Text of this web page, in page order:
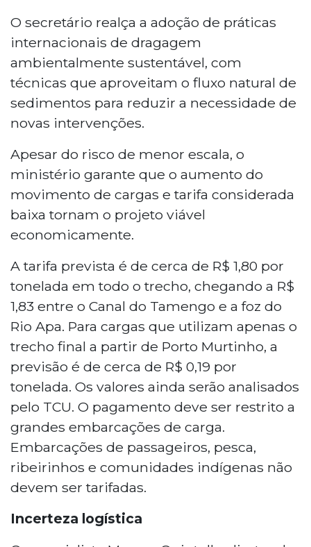
O secretário realça a adoção de práticas
internacionais de dragagem
ambientalmente sustentável, com
técnicas que aproveitam o fluxo natural de
sedimentos para reduzir a necessidade de
novas intervenções.
Apesar do risco de menor escala, o
ministério garante que o aumento do
movimento de cargas e tarifa considerada
baixa tornam o projeto viável
economicamente.
A tarifa prevista é de cerca de R$ 1,80 por
tonelada em todo o trecho, chegando a R$
1,83 entre o Canal do Tamengo e a foz do
Rio Apa. Para cargas que utilizam apenas o
trecho final a partir de Porto Murtinho, a
previsão é de cerca de R$ 0,19 por
tonelada. Os valores ainda serão analisados
pelo TCU. O pagamento deve ser restrito a
grandes embarcações de carga.
Embarcações de passageiros, pesca,
ribeirinhos e comunidades indígenas não
devem ser tarifadas.
Incerteza logística